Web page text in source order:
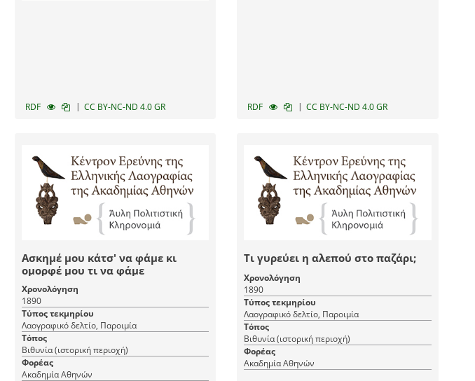
RDF | CC BY-NC-ND 4.0 GR RDF | CC BY-NC-ND 4.0 GR
Ασκημέ μου κάτσ' να φάμε κι
ομορφέ μου τι να φάμε
Χρονολόγηση
1890
Τύπος τεκμηρίου
Λαογραφικό δελτίο, Παροιμία
Τόπος
Βιθυνία (ιστορική περιοχή)
Φορέας
Ακαδημία Αθηνών
Τι γυρεύει η αλεπού στο παζάρι;
Χρονολόγηση
1890
Τύπος τεκμηρίου
Λαογραφικό δελτίο, Παροιμία
Τόπος
Βιθυνία (ιστορική περιοχή)
Φορέας
Ακαδημία Αθηνών